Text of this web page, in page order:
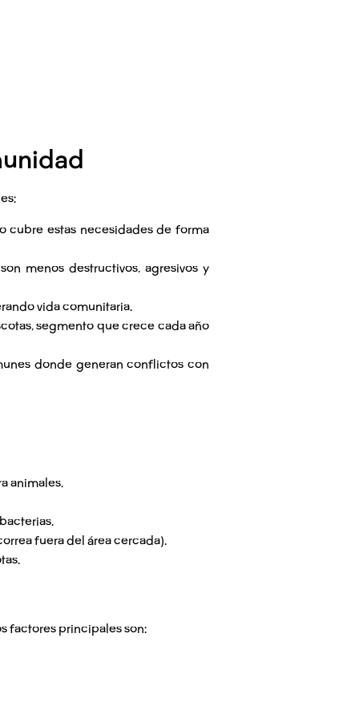
cubre estas necesidades de forma
menos destructivos, agresivos y
vida comunitaria.
segmento que crece cada año
donde generan conflictos con
animales.
fuera del área cercada).
factores principales son: